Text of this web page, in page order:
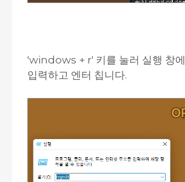
'windows + r' 키를 눌러 실행 창에
입력하고 엔터 칩니다.